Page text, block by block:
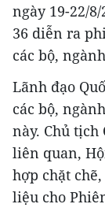
ngày 19-22/
36 diễn ra
các bộ,
Lãnh đạo
các bộ,
này. Chủ tịch
liên quan,
hợp chặt
liệu cho